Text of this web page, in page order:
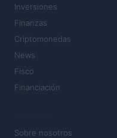
Inversiones
Finanzas
Criptomonedas
News
Fisco
Financiación
Sobre nosotros